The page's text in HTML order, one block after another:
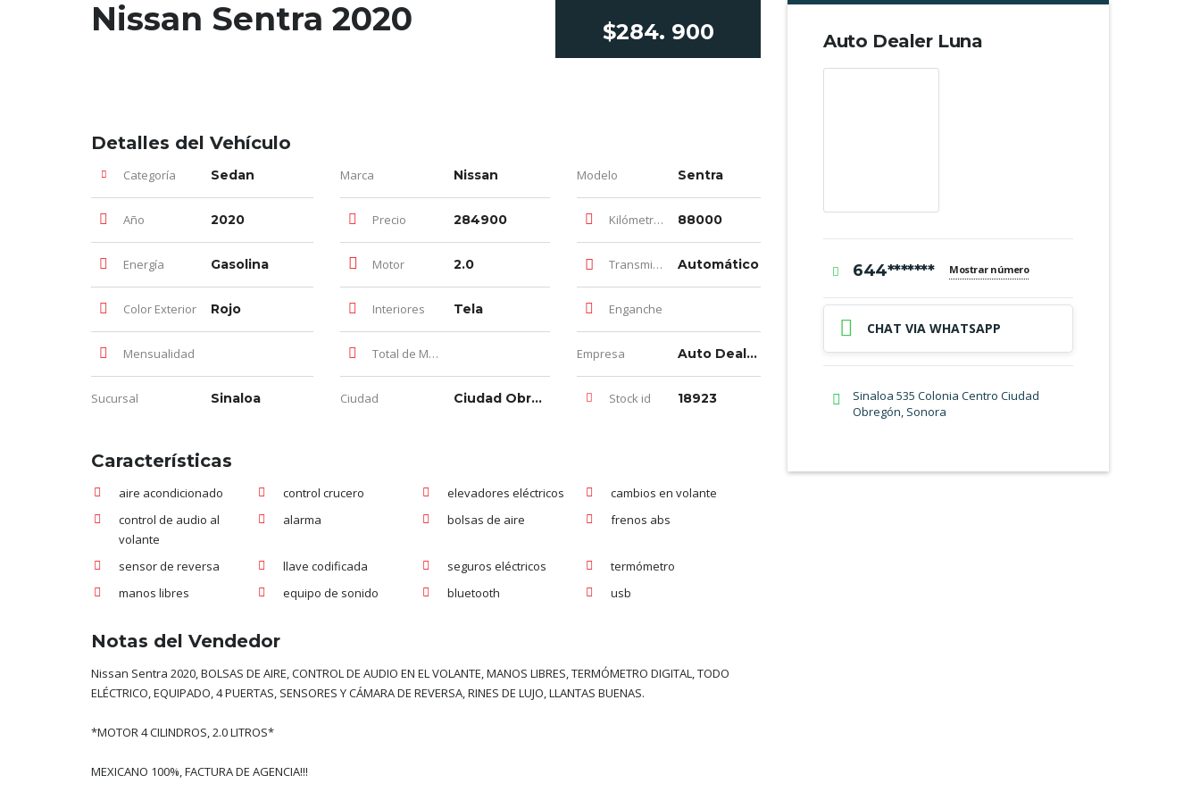
Nissan Sentra 2020 $284. 900
Detalles del Vehículo
Categoría Sedan Marca Nissan Modelo Sentra
Año 2020 Precio 284900 Kilómetros 88000
Energía Gasolina Motor 2.0 Transmisión Automático
Color Exterior Rojo Interiores Tela Enganche
Mensualidad Total de Meses Empresa Auto Dealer Luna
Sucursal Sinaloa Ciudad Ciudad Obregón Stock id 18923
Características
aire acondicionado control crucero elevadores eléctricos
cambios en volante
control de audio al
volante
alarma bolsas de aire frenos abs
sensor de reversa llave codificada seguros eléctricos
termómetro
manos libres
equipo de sonido bluetooth usb
Notas del Vendedor
Nissan Sentra 2020, BOLSAS DE AIRE, CONTROL DE AUDIO EN EL VOLANTE, MANOS LIBRES, TERMÓMETRO DIGITAL, TODO
ELÉCTRICO, EQUIPADO, 4 PUERTAS, SENSORES Y CÁMARA DE REVERSA, RINES DE LUJO, LLANTAS BUENAS.
*MOTOR 4 CILINDROS, 2.0 LITROS*
MEXICANO 100%, FACTURA DE AGENCIA!!!
Auto Dealer Luna
644******* Mostrar número
CHAT VIA WHATSAPP
Sinaloa 535 Colonia Centro Ciudad
Obregón, Sonora